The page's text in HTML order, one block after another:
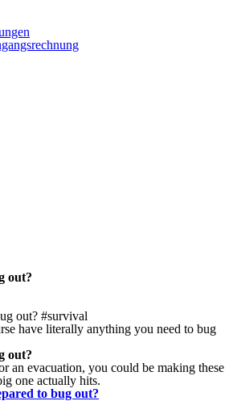
out?
out? #survival
have literally anything you need to bug
out?
an evacuation, you could be making these
one actually hits.
to bug out?